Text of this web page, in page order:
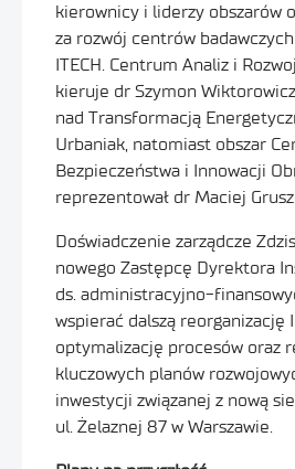
kierownicy i liderzy obszarów
za rozwój centrów
ITECH. Centrum Analiz i
kieruje dr Szymon
nad Transformacją
Urbaniak, natomiast obszar
Bezpieczeństwa i Innowacji
reprezentował dr Maciej
Doświadczenie zarządcze
nowego Zastępcę Dyrektora
ds. administracyjno-
wspierać dalszą reorganizację
optymalizację procesów oraz
kluczowych planów
inwestycji związanej z nową
ul. Żelaznej 87 w Warszawie.